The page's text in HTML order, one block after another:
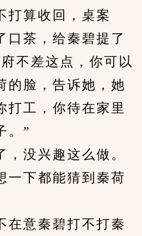
算收回，桌案
口茶，给秦碧提了
不差这点，你可以
的脸，告诉她，她
打工，你待在家里
。”
没兴趣这么做。
下都能猜到秦荷
意秦碧打不打秦